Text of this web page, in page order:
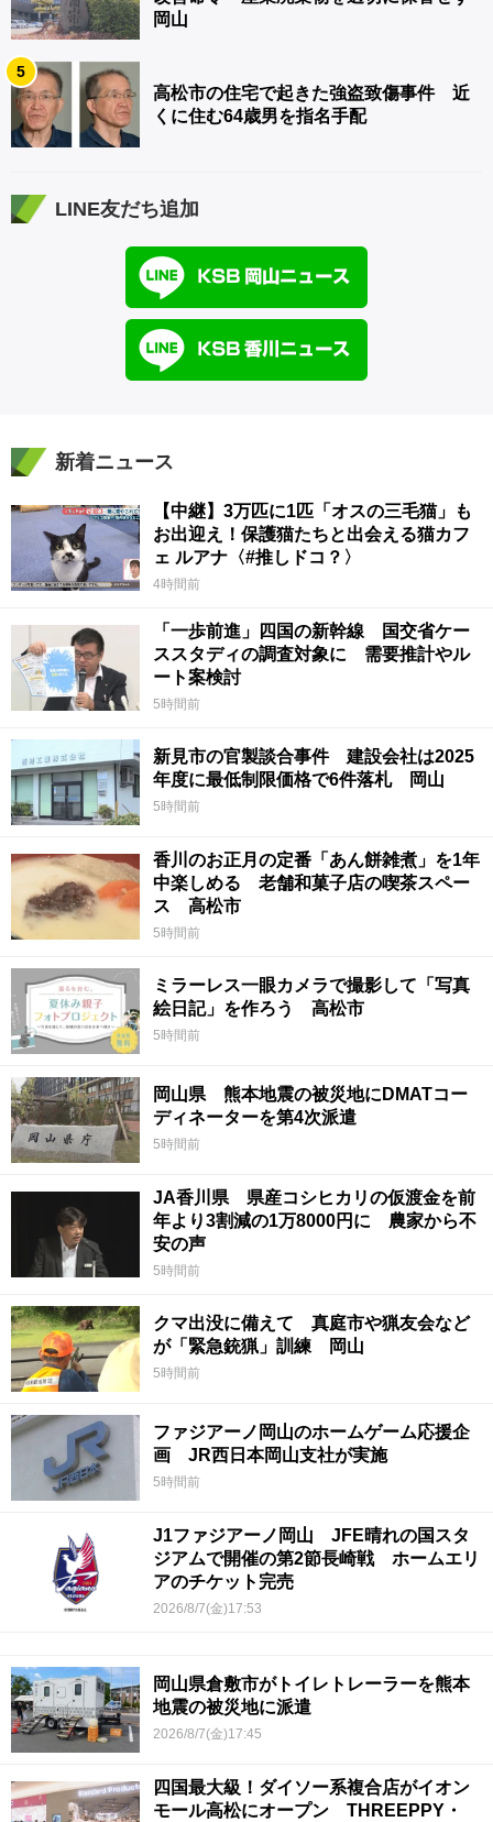
岡山
5
高松市の住宅で起きた強盗致傷事件 近
くに住む64歳男を指名手配
LINE友だち追加
新着ニュース
【中継】3万匹に1匹「オスの三毛猫」も
お出迎え！保護猫たちと出会える猫カフ
ェ ルアナ〈#推しドコ？〉
4時間前
「一歩前進」四国の新幹線 国交省ケー
ススタディの調査対象に 需要推計やル
ート案検討
5時間前
新見市の官製談合事件 建設会社は2025
年度に最低制限価格で6件落札 岡山
5時間前
香川のお正月の定番「あん餅雑煮」を1年
中楽しめる 老舗和菓子店の喫茶スペー
ス 高松市
5時間前
ミラーレス一眼カメラで撮影して「写真
絵日記」を作ろう 高松市
5時間前
岡山県 熊本地震の被災地にDMATコー
ディネーターを第4次派遣
5時間前
JA香川県 県産コシヒカリの仮渡金を前
年より3割減の1万8000円に 農家から不
安の声
5時間前
クマ出没に備えて 真庭市や猟友会など
が「緊急銃猟」訓練 岡山
5時間前
ファジアーノ岡山のホームゲーム応援企
画 JR西日本岡山支社が実施
5時間前
J1ファジアーノ岡山 JFE晴れの国スタ
ジアムで開催の第2節長崎戦 ホームエリ
アのチケット完売
2026/8/7(金)17:53
岡山県倉敷市がトイレトレーラーを熊本
地震の被災地に派遣
2026/8/7(金)17:45
四国最大級！ダイソー系複合店がイオン
モール高松にオープン THREEPPY・